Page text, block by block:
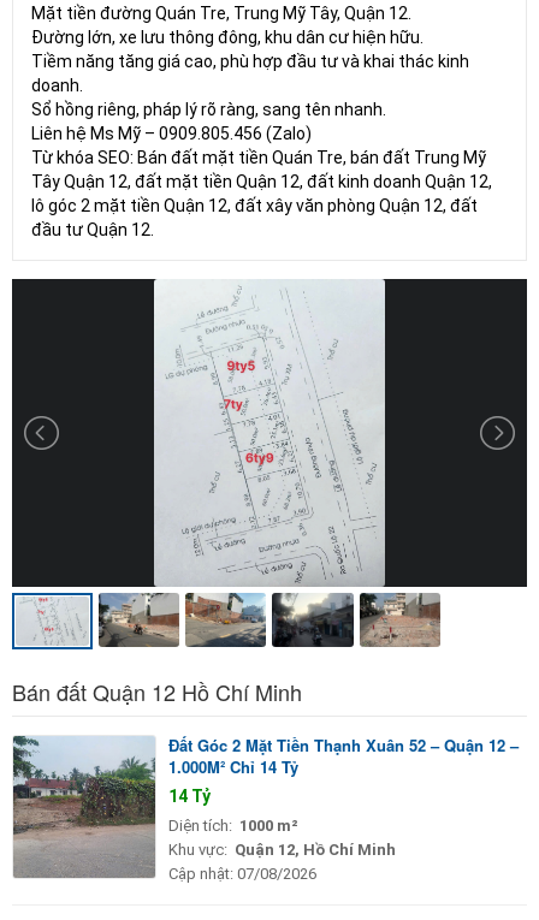
Mặt tiền đường Quán Tre, Trung Mỹ Tây, Quận 12.
Đường lớn, xe lưu thông đông, khu dân cư hiện hữu.
Tiềm năng tăng giá cao, phù hợp đầu tư và khai thác kinh
doanh.
Sổ hồng riêng, pháp lý rõ ràng, sang tên nhanh.
Liên hệ Ms Mỹ – 0909.805.456 (Zalo)
Từ khóa SEO: Bán đất mặt tiền Quán Tre, bán đất Trung Mỹ
Tây Quận 12, đất mặt tiền Quận 12, đất kinh doanh Quận 12,
lô góc 2 mặt tiền Quận 12, đất xây văn phòng Quận 12, đất
đầu tư Quận 12.
Bán đất Quận 12 Hồ Chí Minh
Đất Góc 2 Mặt Tiền Thạnh Xuân 52 – Quận 12 –
1.000M² Chỉ 14 Tỷ
14 Tỷ
Diện tích: 1000 m²
Khu vực: Quận 12, Hồ Chí Minh
Cập nhật: 07/08/2026